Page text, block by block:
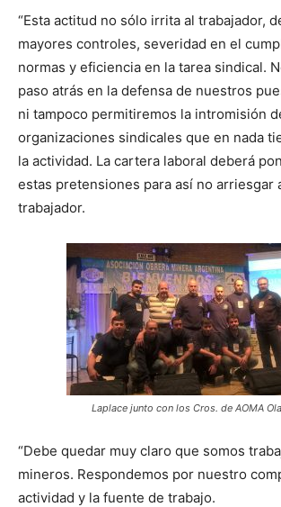
“Esta actitud no sólo irrita al trabajador,
mayores controles, severidad en el
normas y eficiencia en la tarea sindical.
paso atrás en la defensa de nuestros
ni tampoco permitiremos la intromisión
organizaciones sindicales que en nada
la actividad. La cartera laboral deberá
estas pretensiones para así no arriesgar
trabajador.
Laplace junto con los Cros. de AOMA
“Debe quedar muy claro que somos
mineros. Respondemos por nuestro
actividad y la fuente de trabajo.